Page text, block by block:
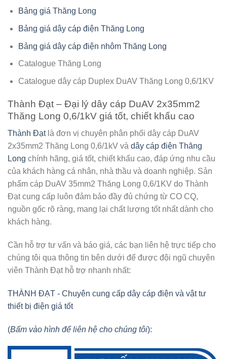
Bảng giá Thăng Long
Bảng giá dây cáp điện Thăng Long
Bảng giá dây cáp điện nhôm Thăng Long
Catalogue Thăng Long
Catalogue dây cáp Duplex DuAV Thăng Long 0,6/1KV
Thành Đạt – Đại lý dây cáp DuAV 2x35mm2
Thăng Long 0,6/1kV giá tốt, chiết khấu cao
Thành Đạtlà đơn vị chuyên phân phối dây cáp DuAV
2x35mm2 Thăng Long 0,6/1kV và dây cáp điện Thăng
Long chính hãng, giá tốt, chiết khấu cao, đáp ứng nhu cầu
của khách hàng cá nhân, nhà thầu và doanh nghiệp. Sản
phẩm cáp DuAV 35mm2 Thăng Long 0,6/1KV do Thành
Đạt cung cấp luôn đảm bảo đầy đủ chứng từ CO CQ,
nguồn gốc rõ ràng, mang lại chất lượng tốt nhất dành cho
khách hàng.
Cần hỗ trợ tư vấn và báo giá, các bạn liên hệ trực tiếp cho
chúng tôi qua thông tin bên dưới để được đội ngũ chuyên
viên Thành Đạt hỗ trợ nhanh nhất:
THÀNH ĐẠT - Chuyên cung cấp dây cáp điện và vật tư
thiết bị điện giá tốt
(Bấm vào hình để liên hệ cho chúng tôi):